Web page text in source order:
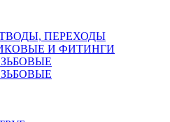
ПЕРЕХОДЫ
И ФИТИНГИ